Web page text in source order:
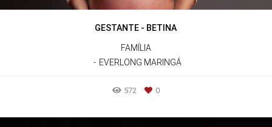
GESTANTE - BETINA
FAMÍLIA
EVERLONG MARINGÁ
572 0